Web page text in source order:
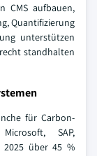
CMS aufbauen,
Quantifizierung
unterstützen
standhalten
für Carbon-
SAP,
2025 über 45 %